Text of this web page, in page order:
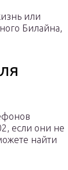
или
Билайна,
если они не
найти